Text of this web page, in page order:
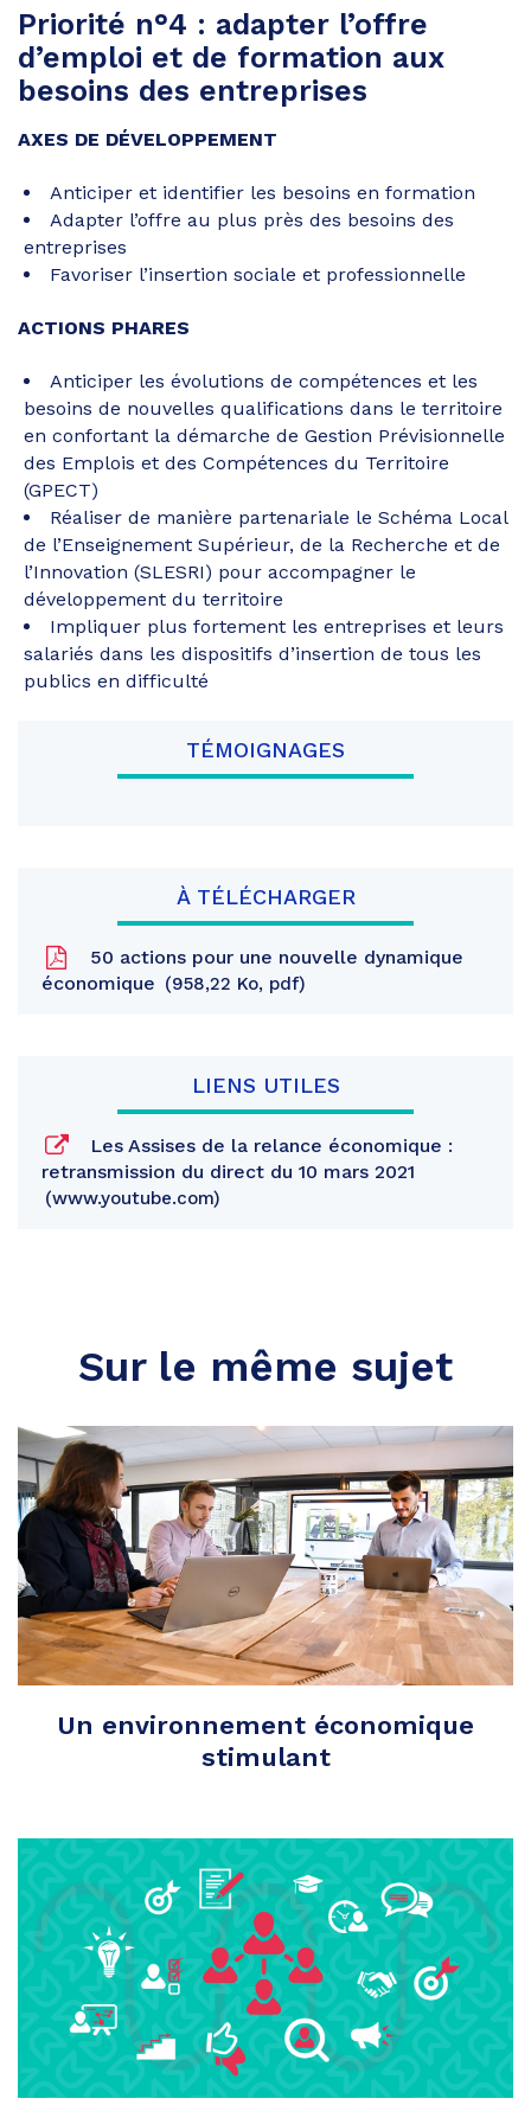
Priorité n°4 : adapter l’offre
d’emploi et de formation aux
besoins des entreprises
AXES DE DÉVELOPPEMENT
Anticiper et identifier les besoins en formation
Adapter l’offre au plus près des besoins des
entreprises
Favoriser l’insertion sociale et professionnelle
ACTIONS PHARES
Anticiper les évolutions de compétences et les
besoins de nouvelles qualifications dans le territoire
en confortant la démarche de Gestion Prévisionnelle
des Emplois et des Compétences du Territoire
(GPECT)
Réaliser de manière partenariale le Schéma Local
de l’Enseignement Supérieur, de la Recherche et de
l’Innovation (SLESRI) pour accompagner le
développement du territoire
Impliquer plus fortement les entreprises et leurs
salariés dans les dispositifs d’insertion de tous les
publics en difficulté
TÉMOIGNAGES
À TÉLÉCHARGER
50 actions pour une nouvelle dynamique
économique
958,22 Ko, pdf
LIENS UTILES
Les Assises de la relance économique :
retransmission du direct du 10 mars 2021
www.youtube.com
Sur le même sujet
Un environnement économique
stimulant